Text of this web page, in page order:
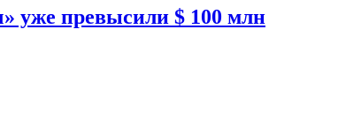
уже превысили $ 100 млн